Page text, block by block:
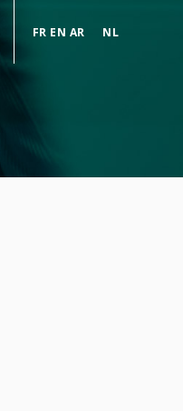
FR EN AR NL